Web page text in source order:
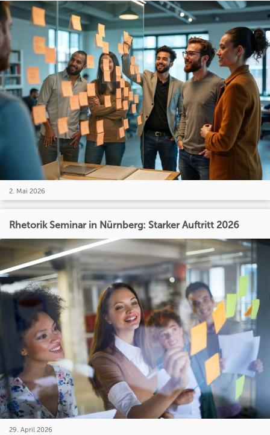
2. Mai 2026
Rhetorik Seminar in Nürnberg: Starker Auftritt 2026
29. April 2026